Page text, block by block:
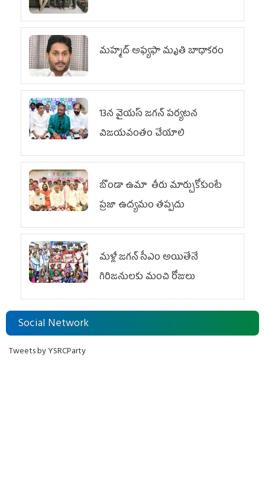
మహ్మద్‌ అఫ్యఫా మృతి బాధాకరం
13న వైయస్‌ జగన్‌ పర్యటన
విజయవంతం చేయాలి
బొండా ఉమా తీరు మార్చుకోకుంటే
ప్రజా ఉద్యమం తప్పదు
మళ్లీ జగన్ సీఎం అయితేనే
గిరిజనులకు మంచి రోజులు
Social Network
Tweets by YSRCParty